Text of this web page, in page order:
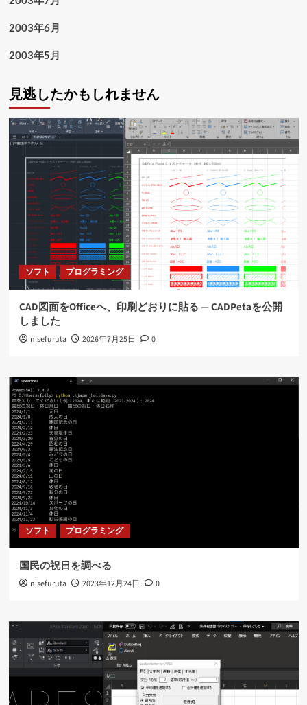
2003年6月
2003年5月
見逃したかもしれません
ソフト プログラミング
CAD図面をOfficeへ、印刷どおりに貼る ― CADPetaを公開
しました
nisefuruta 2026年7月25日 0
ソフト プログラミング
国民の祝日を調べる
nisefuruta 2023年12月24日 0